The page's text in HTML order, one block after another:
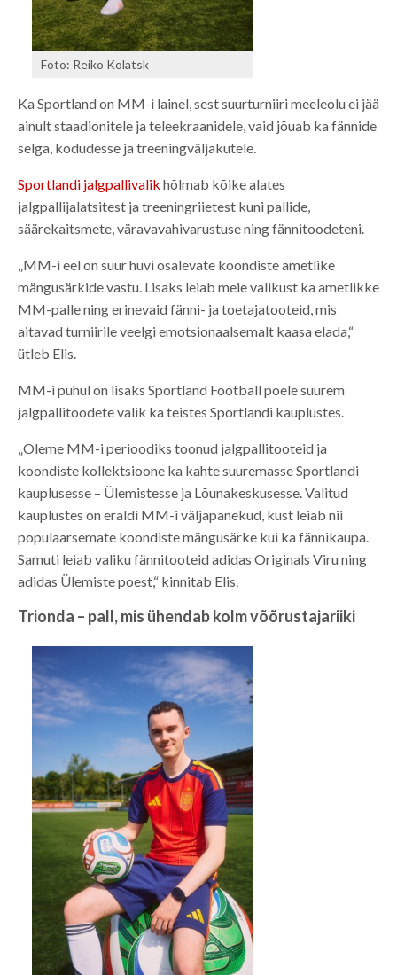
Foto: Reiko Kolatsk
Ka Sportland on MM-i lainel, sest suurturniiri meeleolu ei jää
ainult staadionitele ja teleekraanidele, vaid jõuab ka fännide
selga, kodudesse ja treeningväljakutele.
Sportlandi jalgpallivalik hõlmab kõike alates
jalgpallijalatsitest ja treeningriietest kuni pallide,
säärekaitsmete, väravavahivarustuse ning fännitoodeteni.
„MM-i eel on suur huvi osalevate koondiste ametlike
mängusärkide vastu. Lisaks leiab meie valikust ka ametlikke
MM-palle ning erinevaid fänni- ja toetajatooteid, mis
aitavad turniirile veelgi emotsionaalsemalt kaasa elada,“
ütleb Elis.
MM-i puhul on lisaks Sportland Football poele suurem
jalgpallitoodete valik ka teistes Sportlandi kauplustes.
„Oleme MM-i perioodiks toonud jalgpallitooteid ja
koondiste kollektsioone ka kahte suuremasse Sportlandi
kauplusesse – Ülemistesse ja Lõunakeskusesse. Valitud
kauplustes on eraldi MM-i väljapanekud, kust leiab nii
populaarsemate koondiste mängusärke kui ka fännikaupa.
Samuti leiab valiku fännitooteid adidas Originals Viru ning
adidas Ülemiste poest,“ kinnitab Elis.
Trionda – pall, mis ühendab kolm võõrustajariiki